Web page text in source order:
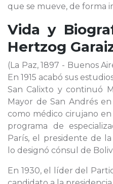
que se mueve, de forma
Vida y
Hertzog
(La Paz, 1897 - Buenos
En 1915 acabó sus
San Calixto y continuó
Mayor de San Andrés
como médico cirujano en
programa de
París, el presidente de
lo designó cónsul de
En 1930, el líder del